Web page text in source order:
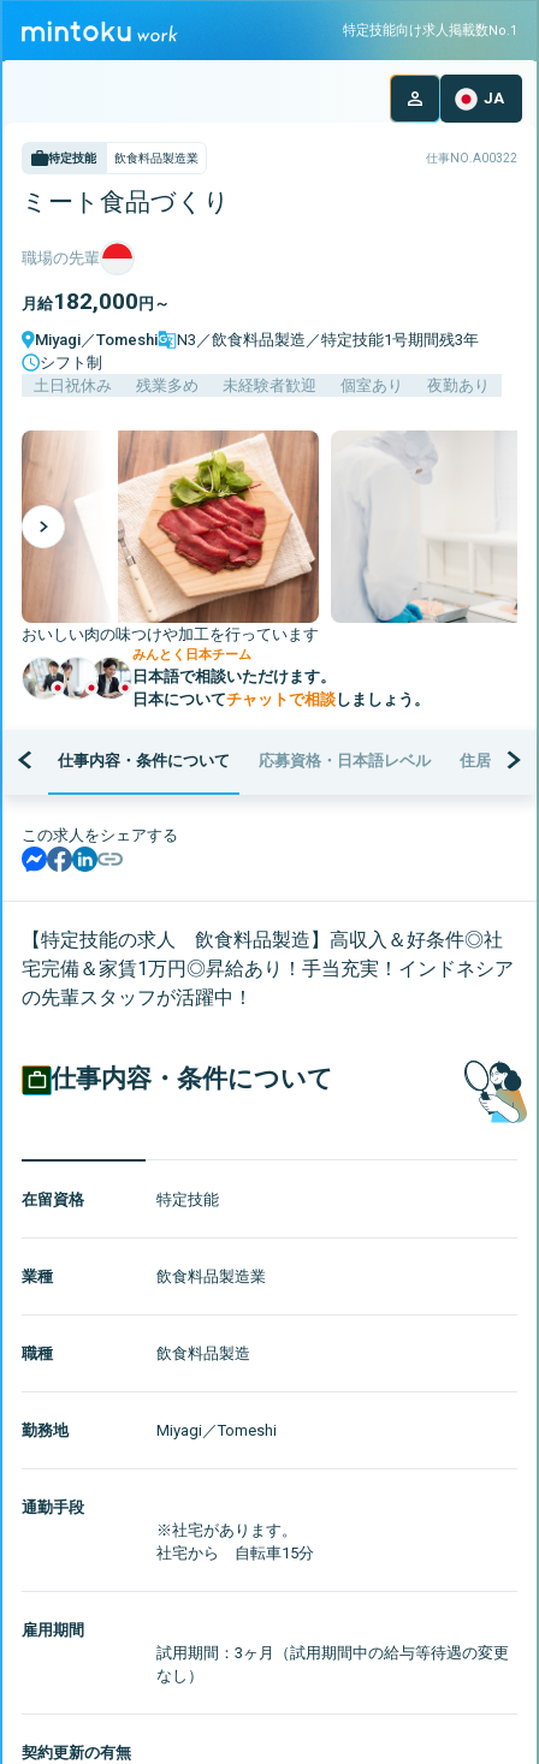
特定技能向け求人掲載数No.1
JA
特定技能 飲食料品製造業 仕事NO. A00322
ミート食品づくり
月給182,000 円～
職場の先輩
Miyagi／Tomeshi
N3／飲食料品製造／特定技能1号期間残3年
シフト制
土日祝休み
残業多め 未経験者歓迎 個室あり 夜勤あり
Next
おいしい肉の味つけや加工を行っています
みんとく日本チーム
日本語で相談いただけます。
日本についてチャットで相談しましょう。
仕事内容・条件について 応募資格・日本語レベル 住居・生
この求人をシェアする
【特定技能の求人 飲食料品製造】高収入＆好条件◎社
宅完備＆家賃1万円◎昇給あり！手当充実！インドネシア
の先輩スタッフが活躍中！
仕事内容・条件について
在留資格 特定技能
業種 飲食料品製造業
職種 飲食料品製造
勤務地 Miyagi／Tomeshi
通勤手段
※社宅があります。
雇用期間
試用期間：3ヶ月（試用期間中の給与等待遇の変更
契約更新の有無